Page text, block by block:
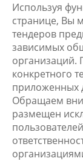
Используя
странице, Вы
тендеров
зависимых
организаций.
конкретного
приложенных
Обращаем
размещен